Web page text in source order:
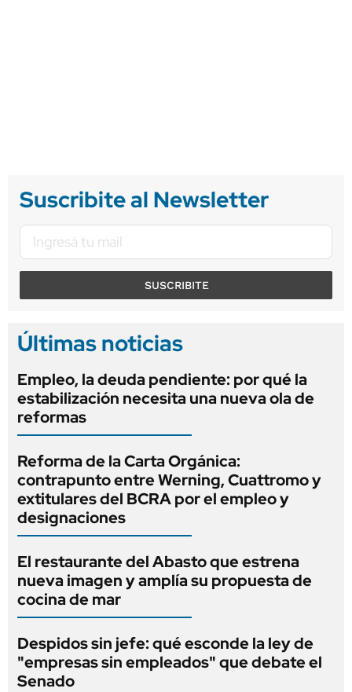
Suscribite al Newsletter
SUSCRIBITE
Últimas noticias
Empleo, la deuda pendiente: por qué la
estabilización necesita una nueva ola de
reformas
Reforma de la Carta Orgánica:
contrapunto entre Werning, Cuattromo y
extitulares del BCRA por el empleo y
designaciones
El restaurante del Abasto que estrena
nueva imagen y amplía su propuesta de
cocina de mar
Despidos sin jefe: qué esconde la ley de
"empresas sin empleados" que debate el
Senado